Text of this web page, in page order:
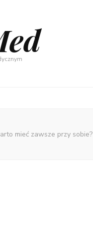
mieć zawsze przy sobie?